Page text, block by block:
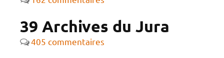
39 Archives du Jura
405 commentaires